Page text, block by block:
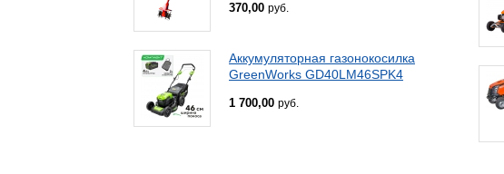
370,00 руб.
Аккумуляторная газонокосилка
GreenWorks GD40LM46SPK4
1 700,00 руб.